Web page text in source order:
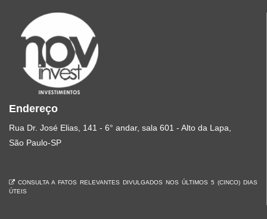
Endereço
Rua Dr. José Elias, 141 - 6° andar, sala 601 - Alto da Lapa,
São Paulo-SP
CONSULTA A FATOS RELEVANTES DIVULGADOS NOS ÚLTIMOS 5 (CINCO) DIAS
ÚTEIS